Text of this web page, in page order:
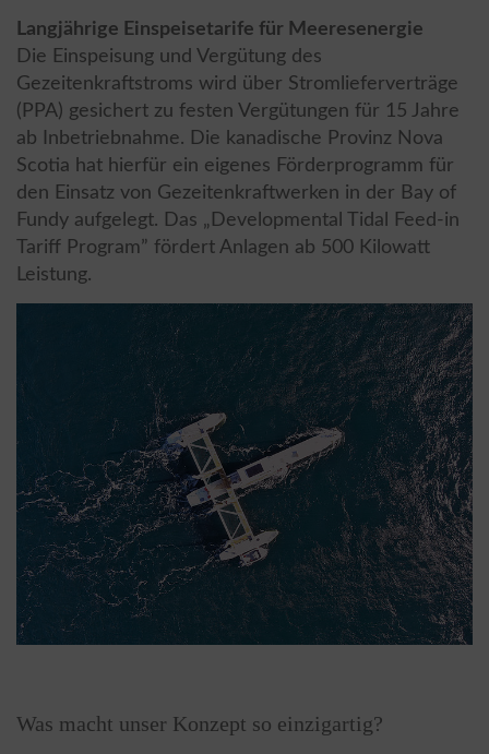
Langjährige Einspeisetarife für Meeresenergie
Die Einspeisung und Vergütung des
Gezeitenkraftstroms wird über Stromlieferverträge
(PPA) gesichert zu festen Vergütungen für 15 Jahre
ab Inbetriebnahme. Die kanadische Provinz Nova
Scotia hat hierfür ein eigenes Förderprogramm für
den Einsatz von Gezeitenkraftwerken in der Bay of
Fundy aufgelegt. Das „Developmental Tidal Feed-in
Tariff Program” fördert Anlagen ab 500 Kilowatt
Leistung.
Was macht unser Konzept so einzigartig?